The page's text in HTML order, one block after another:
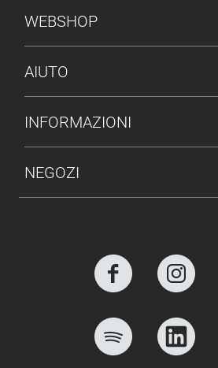
MENU PIÈ DI PAGINA
WEBSHOP
AIUTO
INFORMAZIONI
NEGOZI